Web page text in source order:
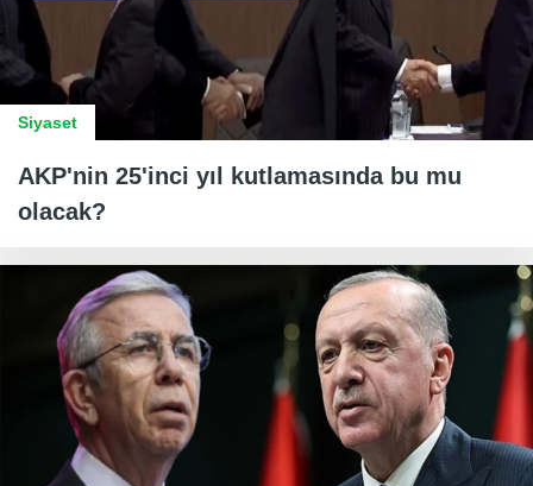
Siyaset
AKP'nin 25'inci yıl kutlamasında bu mu
olacak?